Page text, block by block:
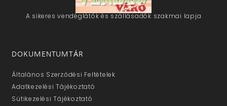
A sikeres vendéglátók és szállásadók szakmai lapja
DOKUMENTUMTÁR
Általános Szerződési Feltételek
Adatkezelési Tájékoztató
Sütikezelési Tájékoztató